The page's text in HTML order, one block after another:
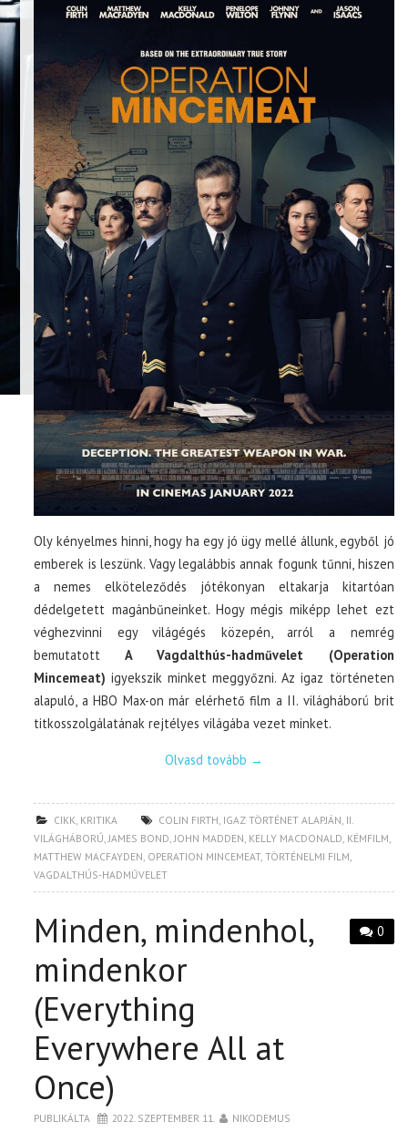
Oly kényelmes hinni, hogy ha egy jó ügy mellé állunk, egyből jó
emberek is leszünk. Vagy legalábbis annak fogunk tűnni, hiszen
a nemes elköteleződés jótékonyan eltakarja kitartóan
dédelgetett magánbűneinket. Hogy mégis miképp lehet ezt
véghezvinni egy világégés közepén, arról a nemrég
bemutatottA Vagdalthús-hadművelet (Operation
Mincemeat) igyekszik minket meggyőzni. Az igaz történeten
alapuló, a HBO Max-on már elérhető film a II. világháború brit
titkosszolgálatának rejtélyes világába vezet minket.
Olvasd tovább →
CIKK KRITIKA COLIN FIRTH IGAZ TÖRTÉNET ALAPJÁN II.
VILÁGHÁBORÚ JAMES BOND JOHN MADDEN KELLY MACDONALD KÉMFILM
MATTHEW MACFAYDEN OPERATION MINCEMEAT,TÖRTÉNELMI FILM
VAGDALTHÚS-HADMŰVELET
0
Minden, mindenhol,
mindenkor
(Everything
Everywhere All at
Once)
PUBLIKÁLTA 2022. SZEPTEMBER 11. NIKODEMUS